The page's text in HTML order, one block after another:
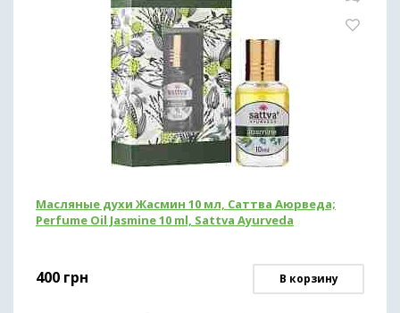
Масляные духи Жасмин 10 мл, Саттва Аюрведа;
Perfume Oil Jasmine 10 ml, Sattva Ayurveda
400 грн В корзину